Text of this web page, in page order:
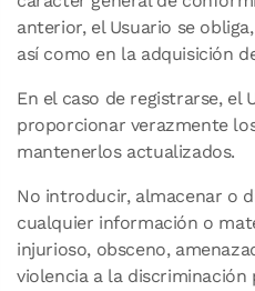
anterior, el Usuario se
así como en la adquisición
En el caso de registrarse, el
proporcionar verazmente
mantenerlos actualizados.
No introducir, almacenar o
cualquier información o
injurioso, obsceno,
violencia a la discriminación